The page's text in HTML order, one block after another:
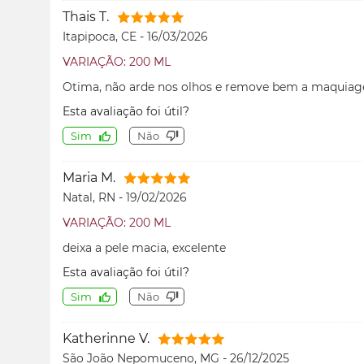
Thais T.
Itapipoca, CE - 16/03/2026
VARIAÇÃO: 200 ML
Otima, não arde nos olhos e remove bem a
Esta avaliação foi útil?
Sim Não
Maria M.
Natal, RN - 19/02/2026
VARIAÇÃO: 200 ML
deixa a pele macia, excelente
Esta avaliação foi útil?
Sim Não
Katherinne V.
São João Nepomuceno, MG - 26/12/2025